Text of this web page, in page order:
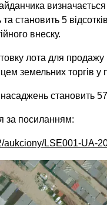
та становить 5
внеску.
лота для
земельних торгів у
становить
за посиланням:
aukciony/LSE001-UA-